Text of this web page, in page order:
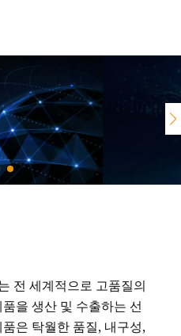
전 세계적으로 고품질의
을 생산 및 수출하는 선